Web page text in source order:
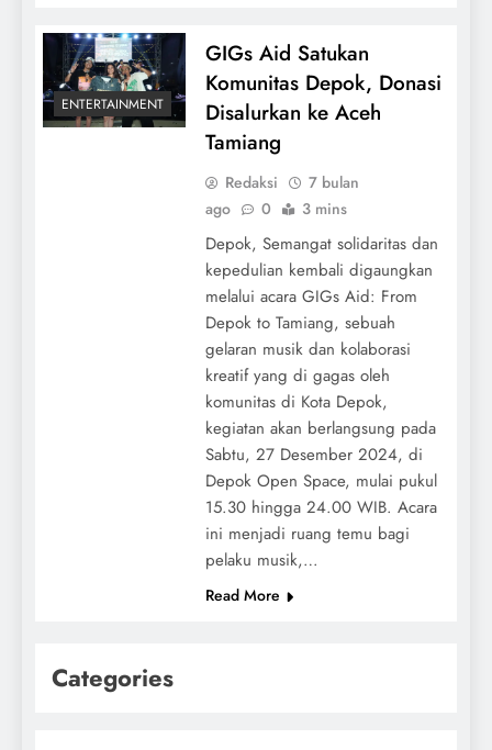
ENTERTAINMENT
GIGs Aid Satukan
Komunitas Depok, Donasi
Disalurkan ke Aceh
Tamiang
Redaksi
7 bulan
ago
0 3 mins
Depok, Semangat solidaritas dan
kepedulian kembali digaungkan
melalui acara GIGs Aid: From
Depok to Tamiang, sebuah
gelaran musik dan kolaborasi
kreatif yang di gagas oleh
komunitas di Kota Depok,
kegiatan akan berlangsung pada
Sabtu, 27 Desember 2024, di
Depok Open Space, mulai pukul
15.30 hingga 24.00 WIB. Acara
ini menjadi ruang temu bagi
pelaku musik,…
Read More
Categories